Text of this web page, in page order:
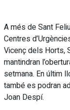
A més de Sant
Centres
Vicenç dels Horts,
mantindran
setmana. En últim
també es podran
Joan Despí.